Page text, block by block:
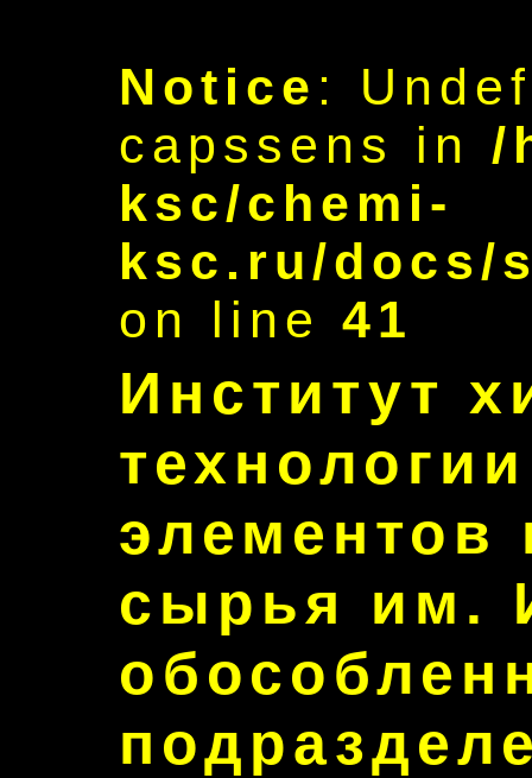
Notice :
capssens in /
ksc/chemi-
ksc.ru/docs/
on line 41
Институт
элементов
сырья им.